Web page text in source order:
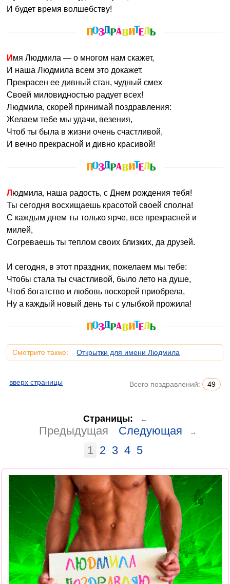
И будет время волшебству!
Имя Людмила — о многом нам скажет,
И наша Людмила всем это докажет.
Прекрасен ее дивный стан, чудный смех
Своей миловидностью радует всех!
Людмила, скорей принимай поздравления:
Желаем тебе мы удачи, везения,
Чтоб ты была в жизни очень счастливой,
И вечно прекрасной и дивно красивой!
Людмила, наша радость, с Днем рождения тебя!
Ты сегодня восхищаешь красотой своей сполна!
С каждым днем ты только ярче, все прекрасней и
милей,
Согреваешь ты теплом своих близких, да друзей.
И сегодня, в этот праздник, пожелаем мы тебе:
Чтобы стала ты счастливой, было лето на душе,
Чтоб богатство и любовь поскорей приобрела,
Ну а каждый новый день ты с улыбкой прожила!
Смотрите также: Открытки для имени Людмила
вверх страницы Всего поздравлений: 49
Страницы: ←
Предыдущая Следующая →
1 2 3 4 5